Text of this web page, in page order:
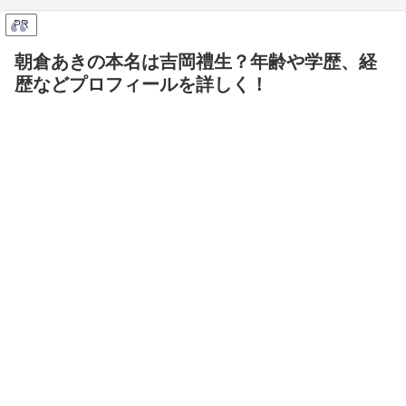
PR
朝倉あきの本名は吉岡禮生？年齢や学歴、経
歴などプロフィールを詳しく！